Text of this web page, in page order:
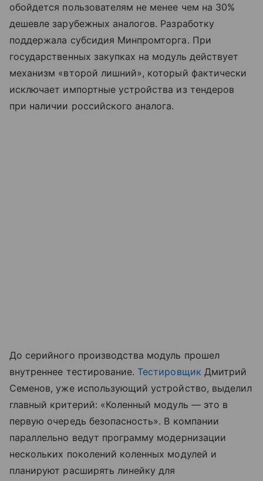
обойдется пользователям не менее чем на 30%
дешевле зарубежных аналогов. Разработку
поддержала субсидия Минпромторга. При
государственных закупках на модуль действует
механизм «второй лишний», который фактически
исключает импортные устройства из тендеров
при наличии российского аналога.
До серийного производства модуль прошел
внутреннее тестирование. Тестировщик Дмитрий
Семенов, уже использующий устройство, выделил
главный критерий: «Коленный модуль — это в
первую очередь безопасность». В компании
параллельно ведут программу модернизации
нескольких поколений коленных модулей и
планируют расширять линейку для